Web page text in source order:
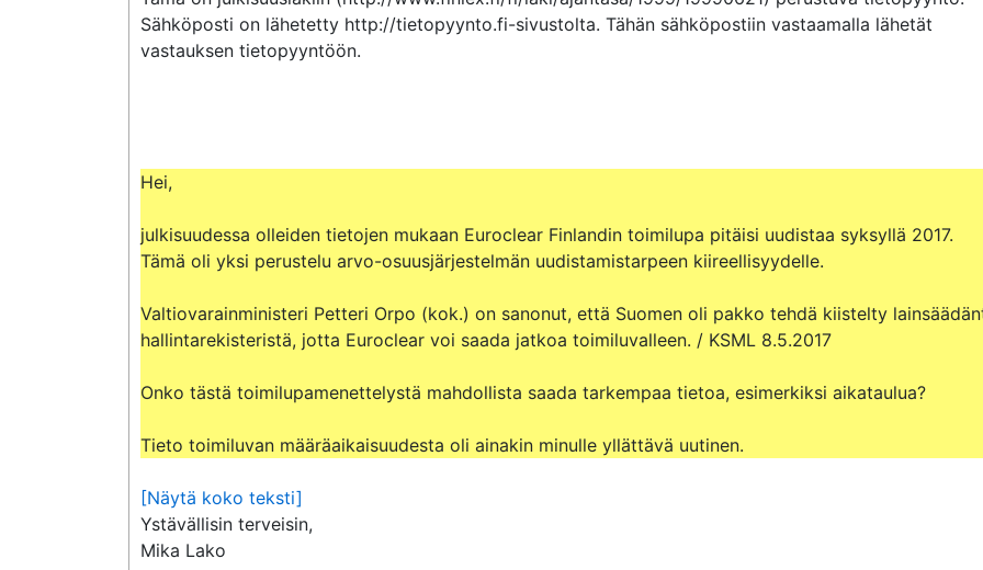
Sähköposti on lähetetty http://tietopyynto.fi-sivustolta. Tähän sähköpostiin vastaamalla lähetät
vastauksen tietopyyntöön.
Hei,
julkisuudessa olleiden tietojen mukaan Euroclear Finlandin toimilupa pitäisi uudistaa syksyllä 2017.
Tämä oli yksi perustelu arvo-osuusjärjestelmän uudistamistarpeen kiireellisyydelle.
Valtiovarainministeri Petteri Orpo (kok.) on sanonut, että Suomen oli pakko tehdä kiistelty
hallintarekisteristä, jotta Euroclear voi saada jatkoa toimiluvalleen. / KSML 8.5.2017
Onko tästä toimilupamenettelystä mahdollista saada tarkempaa tietoa, esimerkiksi aikataulua?
Tieto toimiluvan määräaikaisuudesta oli ainakin minulle yllättävä uutinen.
[Näytä koko teksti]
Ystävällisin terveisin,
Mika Lako